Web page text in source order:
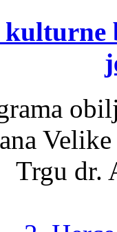
Trgu dr.